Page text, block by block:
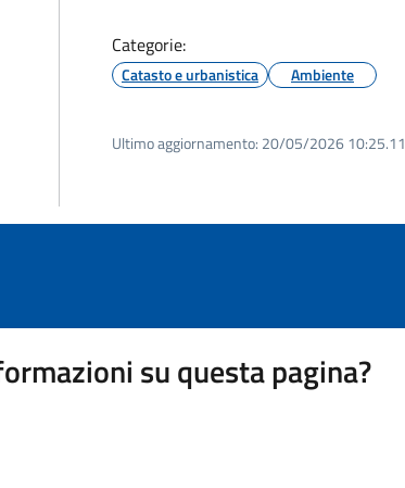
Categorie:
Catasto e urbanistica Ambiente
Ultimo aggiornamento: 20/05/2026 10:25.11
su questa pagina?